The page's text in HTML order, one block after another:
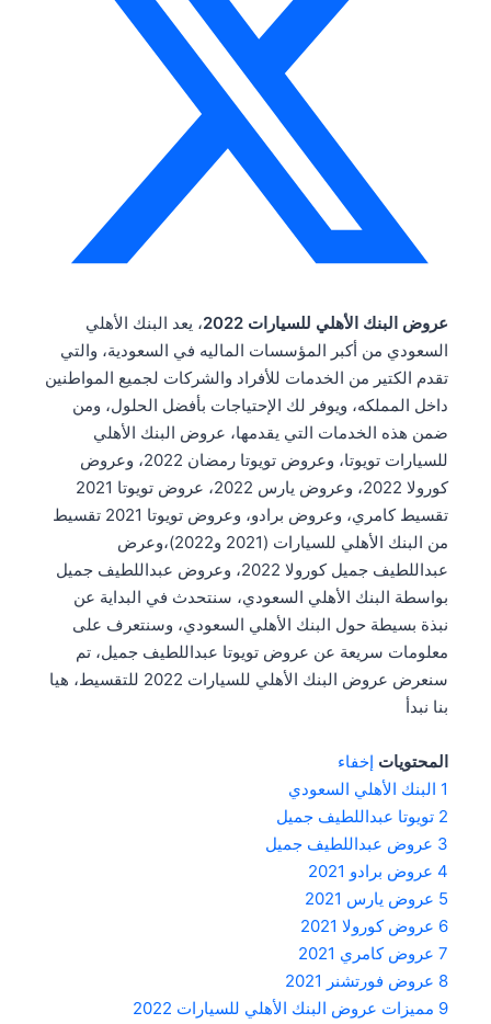
عروض البنك الأهلي للسيارات 2022
، يعد البنك الأهلي
السعودي من أكبر المؤسسات الماليه في السعودية، والتي
تقدم الكتير من الخدمات للأفراد والشركات لجميع المواطنين
داخل المملكه، ويوفر لك الإحتياجات بأفضل الحلول، ومن
ضمن هذه الخدمات التي يقدمها، عروض البنك الأهلي
للسيارات تويوتا، وعروض تويوتا رمضان 2022، وعروض
كورولا 2022، وعروض يارس 2022، عروض تويوتا 2021
تقسيط كامري، وعروض برادو، وعروض تويوتا 2021 تقسيط
من البنك الأهلي للسيارات (2021 و2022)،وعرض
عبداللطيف جميل كورولا 2022، وعروض عبداللطيف جميل
بواسطة البنك الأهلي السعودي، سنتحدث في البداية عن
نبذة بسيطة حول البنك الأهلي السعودي، وسنتعرف على
معلومات سريعة عن عروض تويوتا عبداللطيف جميل، تم
سنعرض عروض البنك الأهلي للسيارات 2022 للتقسيط، هيا
بنا نبدأ
المحتويات إخفاء
1 البنك الأهلي السعودي
2 تويوتا عبداللطيف جميل
3 عروض عبداللطيف جميل
4 عروض برادو 2021
5 عروض يارس 2021
6 عروض كورولا 2021
7 عروض كامري 2021
8 عروض فورتشنر 2021
9 مميزات عروض البنك الأهلي للسيارات 2022